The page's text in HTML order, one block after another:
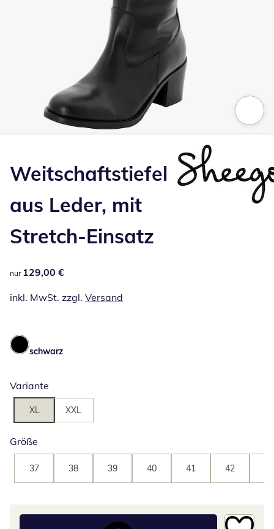
Weitschaftstiefel
aus Leder, mit
Stretch-Einsatz
129,00 €
nur 129,00 €
inkl. MwSt. zzgl. Versand
schwarz
Variante
XL XXL
Größe
37 38 39 40 41 42